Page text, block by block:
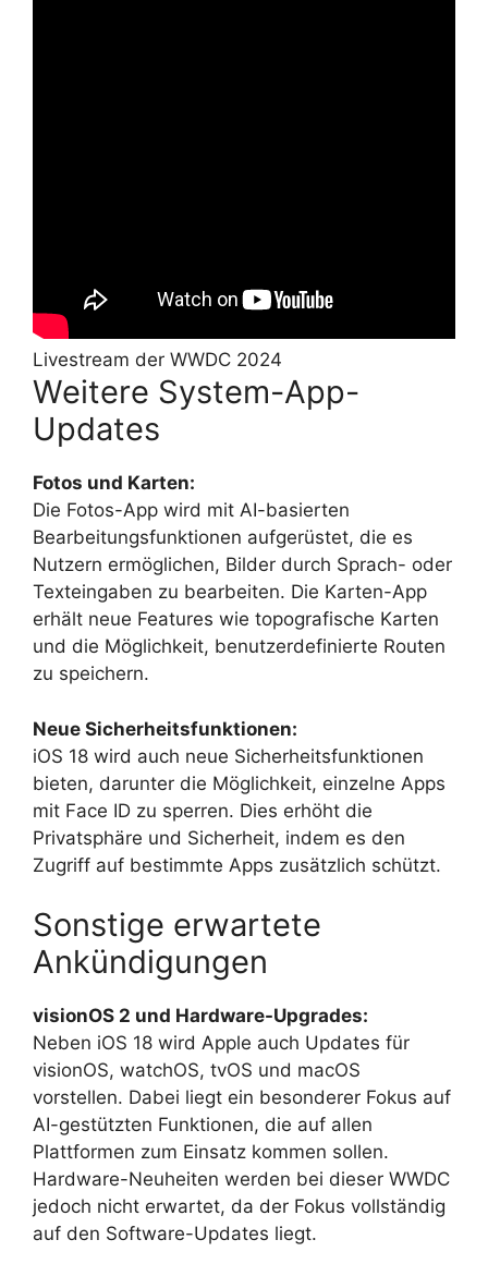
Livestream der WWDC 2024
Weitere System-App-
Updates
Fotos und Karten:
Die Fotos-App wird mit AI-basierten
Bearbeitungsfunktionen aufgerüstet, die es
Nutzern ermöglichen, Bilder durch Sprach- oder
Texteingaben zu bearbeiten. Die Karten-App
erhält neue Features wie topografische Karten
und die Möglichkeit, benutzerdefinierte Routen
zu speichern.
Neue Sicherheitsfunktionen:
iOS 18 wird auch neue Sicherheitsfunktionen
bieten, darunter die Möglichkeit, einzelne Apps
mit Face ID zu sperren. Dies erhöht die
Privatsphäre und Sicherheit, indem es den
Zugriff auf bestimmte Apps zusätzlich schützt.
Sonstige erwartete
Ankündigungen
visionOS 2 und Hardware-Upgrades:
Neben iOS 18 wird Apple auch Updates für
visionOS, watchOS, tvOS und macOS
vorstellen. Dabei liegt ein besonderer Fokus auf
AI-gestützten Funktionen, die auf allen
Plattformen zum Einsatz kommen sollen.
Hardware-Neuheiten werden bei dieser WWDC
jedoch nicht erwartet, da der Fokus vollständig
auf den Software-Updates liegt.